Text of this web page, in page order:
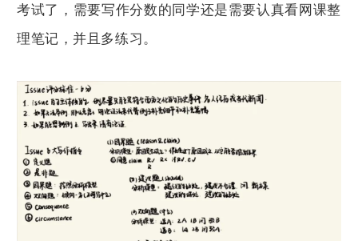
考试了，需要写作分数的同学还是需要认真看网课整
理笔记，并且多练习。